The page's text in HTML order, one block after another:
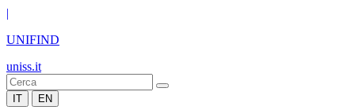
|
UNIFIND
uniss.it
IT EN